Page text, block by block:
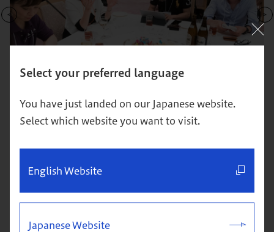
Select your preferred language
You have just landed on our Japanese website.
Select which website you want to visit.
English Website
Japanese Website
（安宅和人氏／ヤフー株式会社 CSO（チーフストラテジーオフィ
念である、能力開発、ネットワーク、志を培う場
を、在校生・卒業生に継続的に提供することを目的
び教員などを招待して開催するビジネスカンファレ